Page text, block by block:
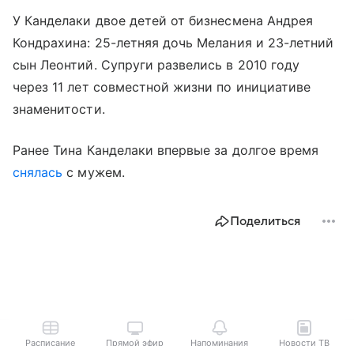
У Канделаки двое детей от бизнесмена Андрея
Кондрахина: 25-летняя дочь Мелания и 23-летний
сын Леонтий. Супруги развелись в 2010 году
через 11 лет совместной жизни по инициативе
знаменитости.
Ранее Тина Канделаки впервые за долгое время
снялась с мужем.
Поделиться
Расписание Прямой эфир Напоминания Новости ТВ